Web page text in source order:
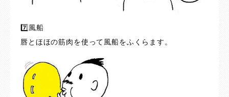
7️⃣風船
唇とほほの筋肉を使って風船をふくらます。